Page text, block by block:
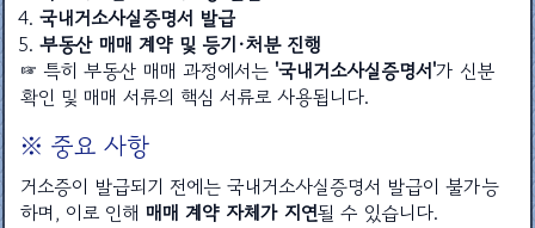
국내거소사실증명서 발급
부동산 매매 계약 및 등기·처분 진행
☞ 특히 부동산 매매 과정에서는 '국내거소사실증명서'가 신분
확인 및 매매 서류의 핵심 서류로 사용됩니다.
※ 중요 사항
거소증이 발급되기 전에는 국내거소사실증명서 발급이 불가능
하며, 이로 인해매매 계약 자체가 지연될 수 있습니다.